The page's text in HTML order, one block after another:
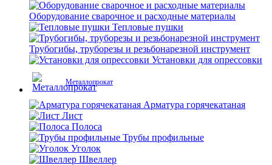
Оборудование сварочное и расходные материалы
Тепловые пушки
Трубогибы, труборезы и резьбонарезной инструмент
Установки для опрессовки
Металлопрокат
Арматура горячекатаная
Лист
Полоса
Трубы профильные
Уголок
Швеллер